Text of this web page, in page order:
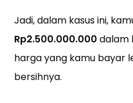
Jadi, dalam kasus ini,
Rp2.500.000.000 dalam
harga yang kamu bayar
bersihnya.